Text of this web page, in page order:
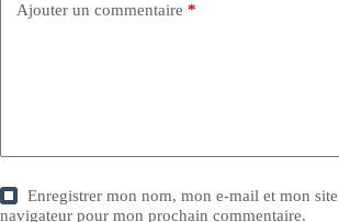
Ajouter un commentaire *
Enregistrer mon nom, mon e-mail et mon site
navigateur pour mon prochain commentaire.